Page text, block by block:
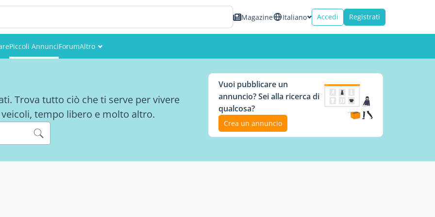
Magazine Italiano Accedi Registrati
Piccoli AnnunciForumAltro
Foto
Trova tutto ciò che ti serve per vivere
tempo libero e molto altro.
Vuoi pubblicare un
annuncio? Sei alla ricerca di
qualcosa?
Crea un annuncio